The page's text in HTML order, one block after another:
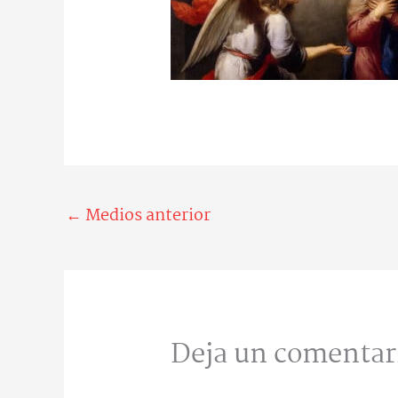
← Medios anterior
Deja un